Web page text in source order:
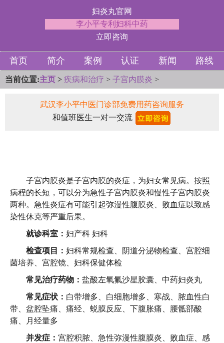
妇炎丸官网
李小平专利妇科中药
立即咨询
首页 简介 案例 认证 新闻 路线
当前位置:主页 > 疾病和治疗 > 子宫内膜炎 >
武汉李小平中医门诊部免费用药咨询服务
和值班医生一对一交流
子宫内膜炎是子宫内膜的炎症，为妇女常见病。按照
病程的长短，可以分为急性子宫内膜炎和慢性子宫内膜炎
两种。急性炎症有可能引起弥漫性腹膜炎、败血症以致感
染性休克等严重后果。
就诊科室： 妇产科 妇科
检查项目： 妇科常规检查、阴道分泌物检查、宫腔细
菌培养、宫腔镜、妇科保健体检
常见治疗药物： 盐酸左氧氟沙星胶囊、中药妇炎丸
常见症状： 白带增多、白细胞增多、寒战、脓血性白
带、盆腔坠痛、痛经、蜕膜反应、下腹胀痛、腰骶部酸
痛、月经量多
并发症： 宫腔积脓、急性弥漫性腹膜炎、败血症、感